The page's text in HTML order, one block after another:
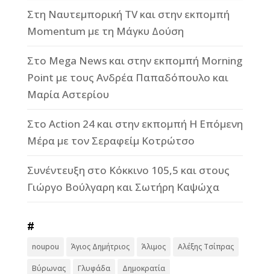
Στη Ναυτεμπορική TV και στην εκπομπή
Momentum με τη Μάγκυ Δούση
Στο Mega News και στην εκπομπή Morning
Point με τους Ανδρέα Παπαδόπουλο και
Μαρία Αστερίου
Στο Action 24 και στην εκπομπή Η Επόμενη
Μέρα με τον Σεραφείμ Κοτρώτσο
Συνέντευξη στο Κόκκινο 105,5 και στους
Γιώργο Βούλγαρη και Σωτήρη Καψώχα
#
noupou Άγιος Δημήτριος Άλιμος Αλέξης Τσίπρας
Βύρωνας Γλυφάδα Δημοκρατία